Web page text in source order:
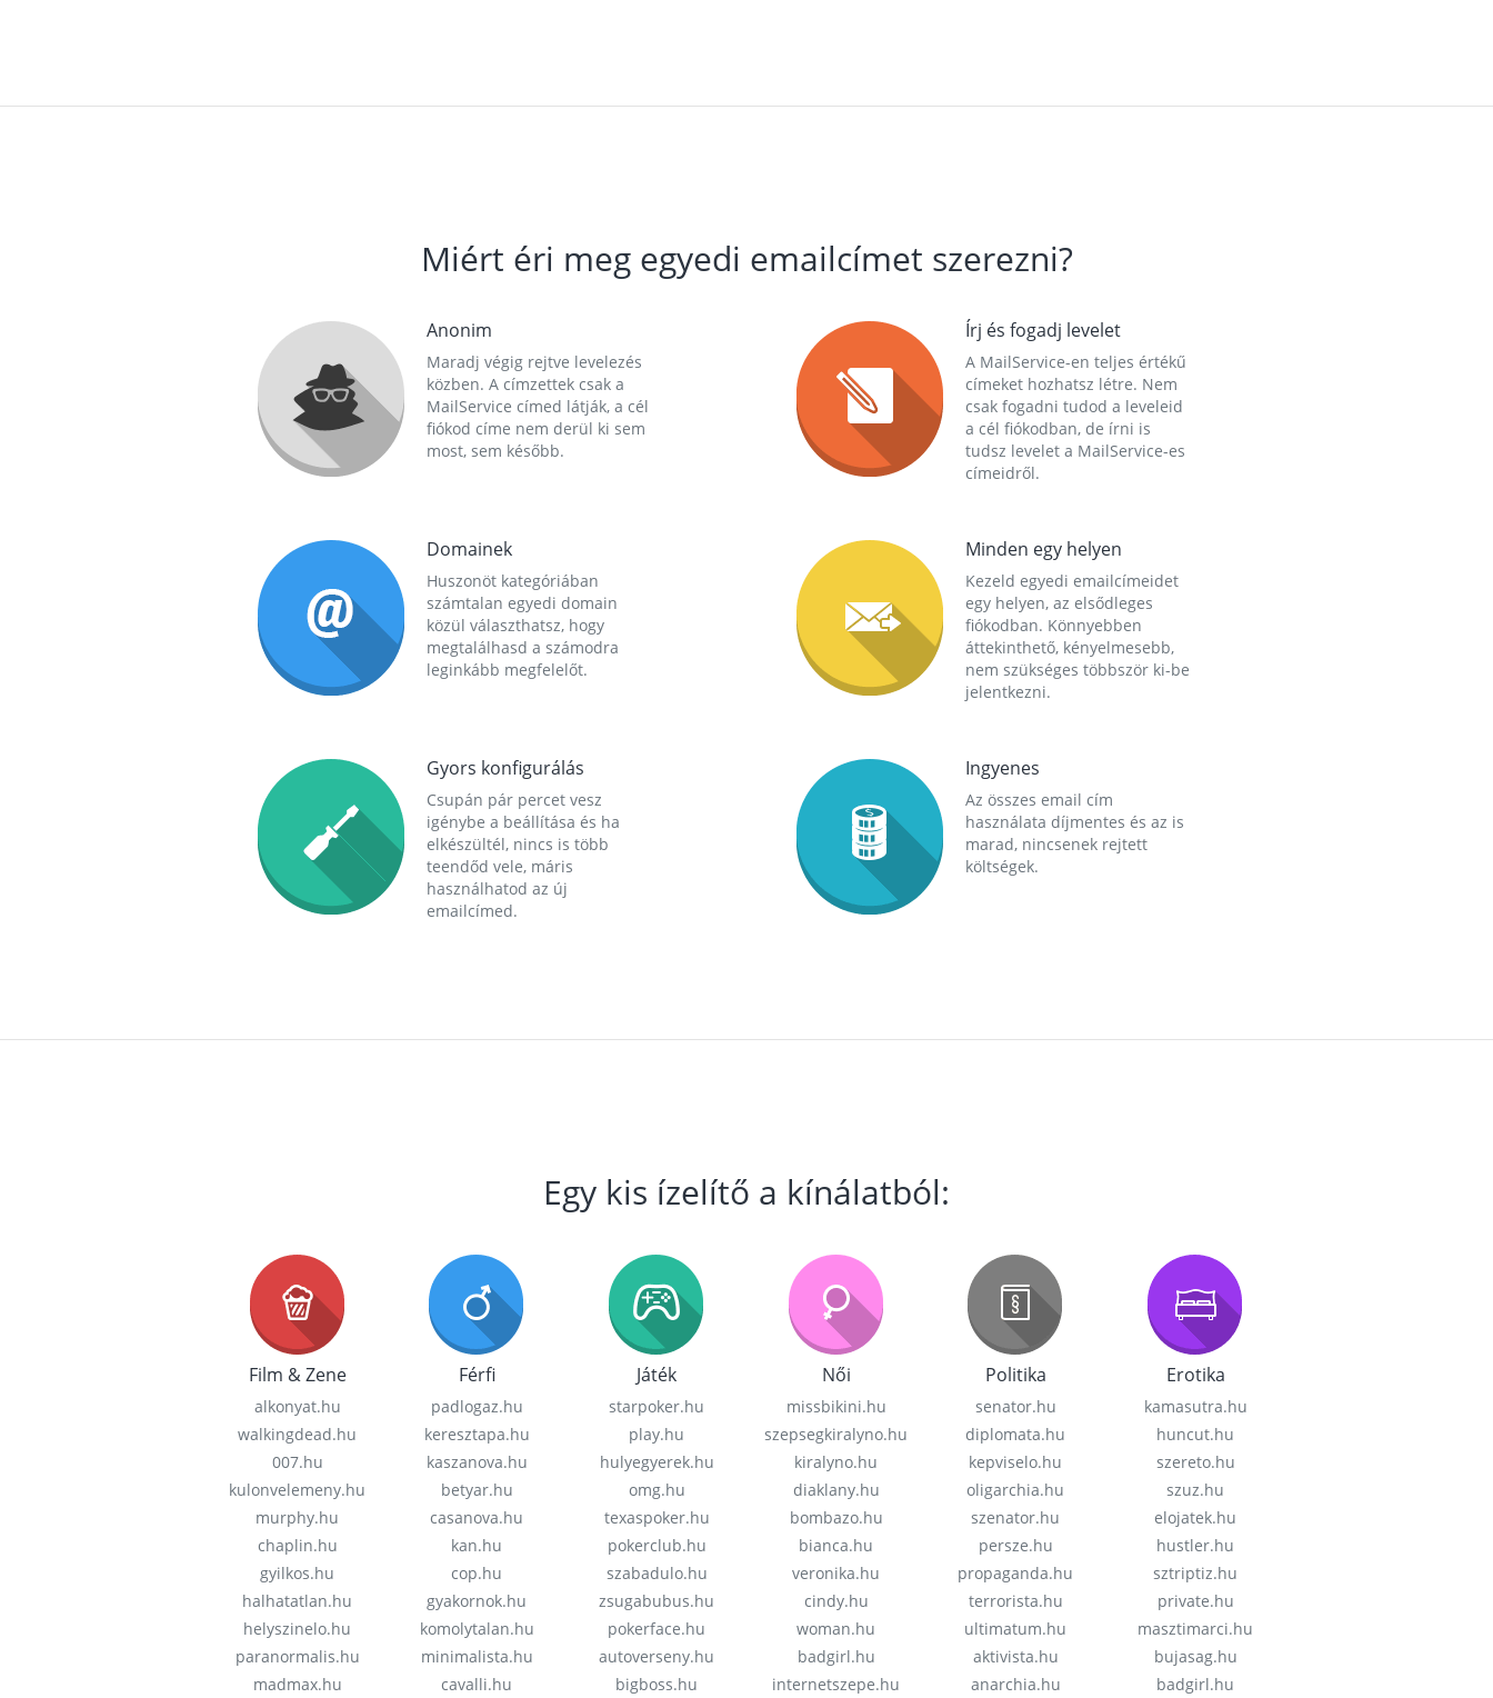
Miért éri meg egyedi emailcímet szerezni?
Anonim
Maradj végig rejtve levelezés
közben. A címzettek csak a
MailService címed látják, a cél
fiókod címe nem derül ki sem
most, sem később.
Írj és fogadj levelet
A MailService-en teljes értékű
címeket hozhatsz létre. Nem
csak fogadni tudod a leveleid
a cél fiókodban, de írni is
tudsz levelet a MailService-es
címeidről.
Domainek
Huszonöt kategóriában
számtalan egyedi domain
közül választhatsz, hogy
megtalálhasd a számodra
leginkább megfelelőt.
Minden egy helyen
Kezeld egyedi emailcímeidet
egy helyen, az elsődleges
fiókodban. Könnyebben
áttekinthető, kényelmesebb,
nem szükséges többször ki-be
jelentkezni.
Gyors konfigurálás
Csupán pár percet vesz
igénybe a beállítása és ha
elkészültél, nincs is több
teendőd vele, máris
használhatod az új
emailcímed.
Ingyenes
Az összes email cím
használata díjmentes és az is
marad, nincsenek rejtett
költségek.
Egy kis ízelítő a kínálatból:
Film & Zene
alkonyat.hu
walkingdead.hu
007.hu
kulonvelemeny.hu
murphy.hu
chaplin.hu
gyilkos.hu
halhatatlan.hu
helyszinelo.hu
paranormalis.hu
madmax.hu
Férfi
padlogaz.hu
keresztapa.hu
kaszanova.hu
betyar.hu
casanova.hu
kan.hu
cop.hu
gyakornok.hu
komolytalan.hu
minimalista.hu
cavalli.hu
Játék
starpoker.hu
play.hu
hulyegyerek.hu
omg.hu
texaspoker.hu
pokerclub.hu
szabadulo.hu
zsugabubus.hu
pokerface.hu
autoverseny.hu
bigboss.hu
Női
missbikini.hu
szepsegkiralyno.hu
kiralyno.hu
diaklany.hu
bombazo.hu
bianca.hu
veronika.hu
cindy.hu
woman.hu
badgirl.hu
internetszepe.hu
Politika
senator.hu
diplomata.hu
kepviselo.hu
oligarchia.hu
szenator.hu
persze.hu
propaganda.hu
terrorista.hu
ultimatum.hu
aktivista.hu
anarchia.hu
Erotika
kamasutra.hu
huncut.hu
szereto.hu
szuz.hu
elojatek.hu
hustler.hu
sztriptiz.hu
private.hu
masztimarci.hu
bujasag.hu
badgirl.hu